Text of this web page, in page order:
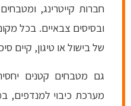
חברות קייטרינג,
ובסיסים צבאיים. בכל
של בישול או טיגון, קיים
גם מטבחים קטנים
מערכת כיבוי למנדפים,